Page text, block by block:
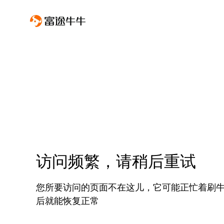
访问频繁，请稍后重试
您所要访问的页面不在这儿，它可能正忙着刷
后就能恢复正常